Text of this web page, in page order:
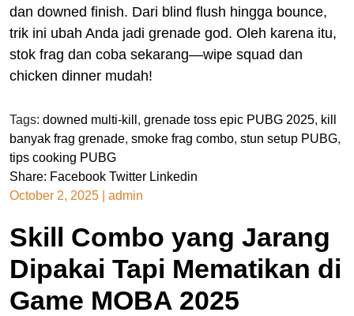
dan downed finish. Dari blind flush hingga bounce,
trik ini ubah Anda jadi grenade god. Oleh karena itu,
stok frag dan coba sekarang—wipe squad dan
chicken dinner mudah!
Tags: downed multi-kill , grenade toss epic PUBG 2025, kill
banyak frag grenade, smoke frag combo, stun setup PUBG,
tips cooking PUBG
Share: Facebook Twitter Linkedin
October 2, 2025
admin
Skill Combo yang Jarang
Dipakai Tapi Mematikan di
Game MOBA 2025